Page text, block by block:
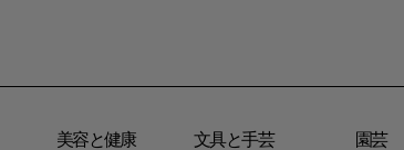
美容と健康 文具と手芸 園芸